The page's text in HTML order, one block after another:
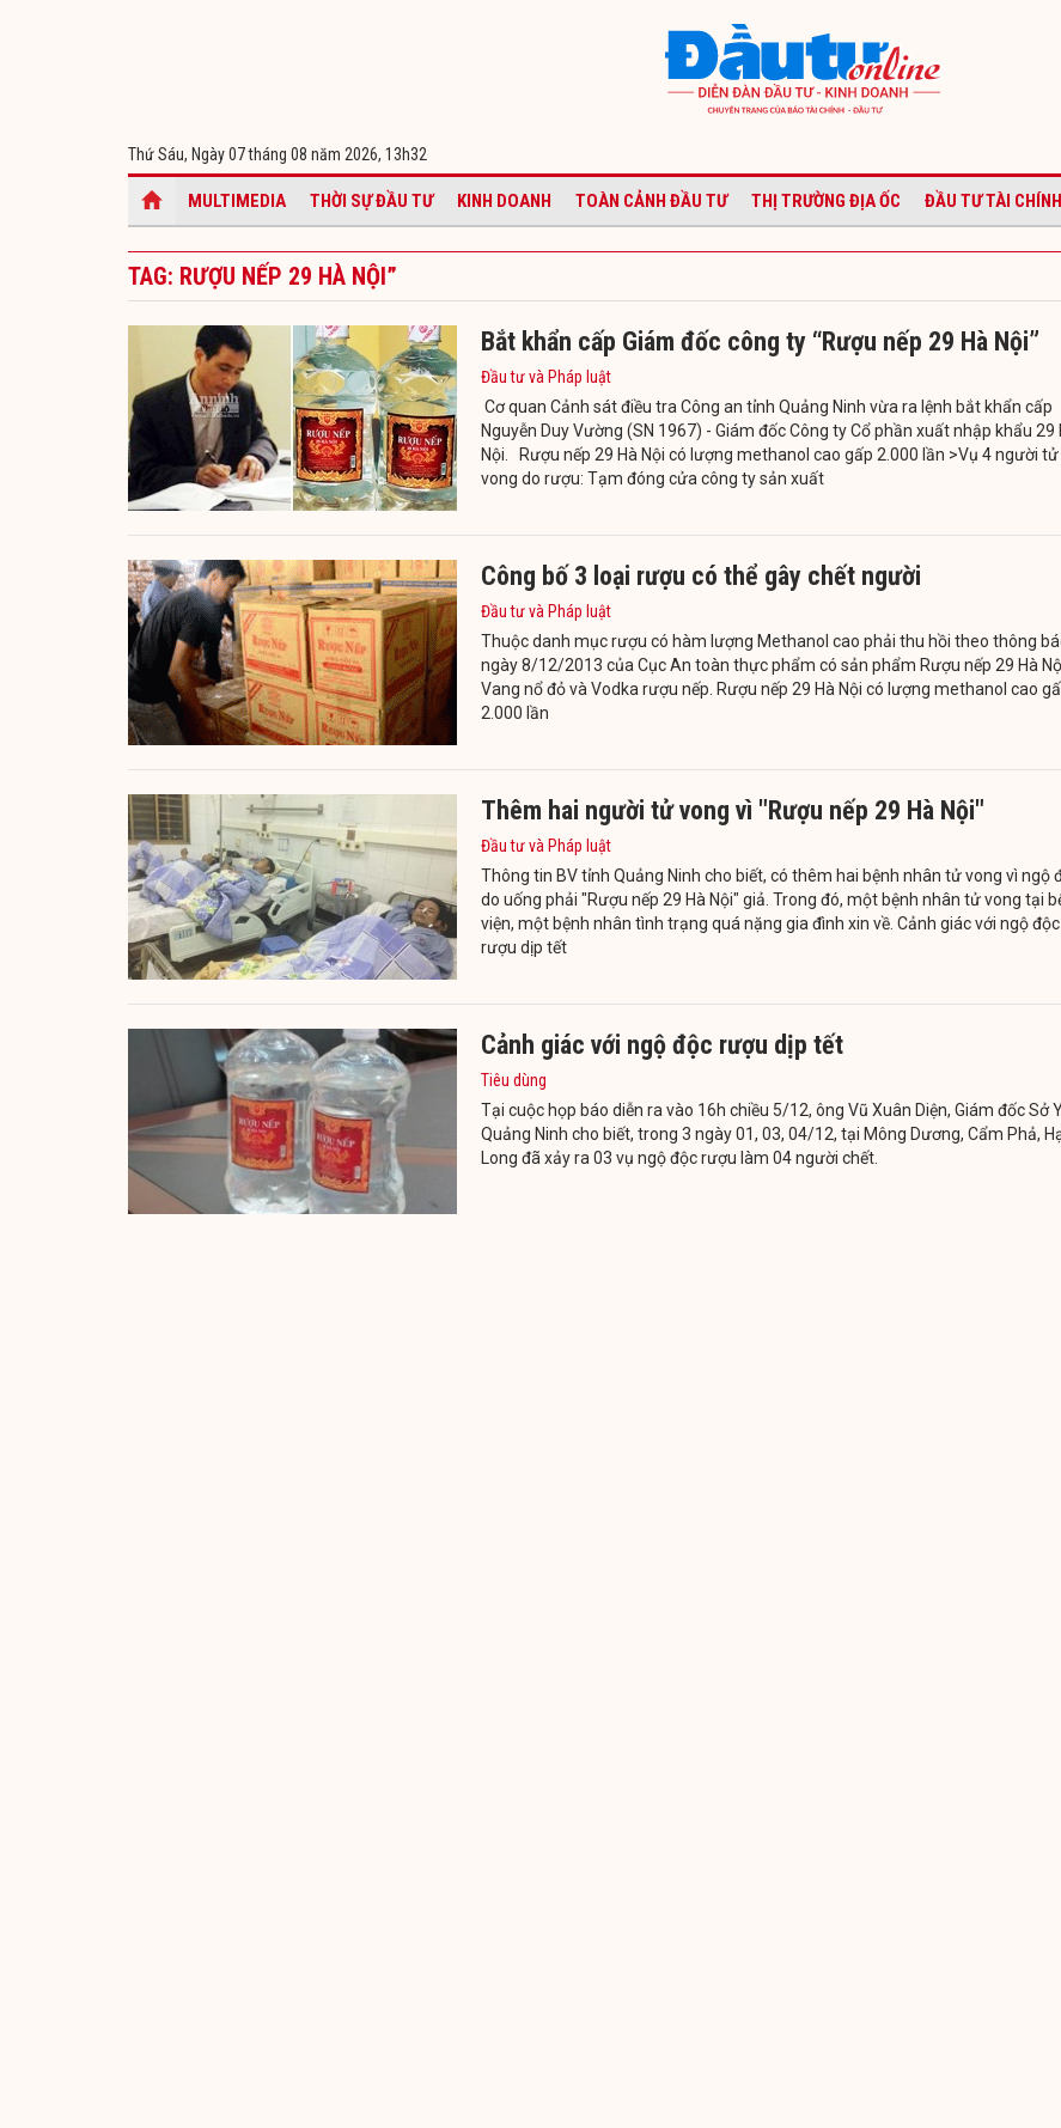
Thứ Sáu, Ngày 07 tháng 08 năm 2026, 13h32
MULTIMEDIA THỜI SỰ ĐẦU TƯ KINH DOANH TOÀN CẢNH ĐẦU TƯ THỊ TRƯỜNG ĐỊA ỐC ĐẦU TƯ TÀI CHÍNH
TAG: RƯỢU NẾP 29 HÀ NỘI”
Bắt khẩn cấp Giám đốc công ty “Rượu nếp 29 Hà Nội”
Đầu tư và Pháp luật
Cơ quan Cảnh sát điều tra Công an tỉnh Quảng Ninh vừa ra lệnh bắt khẩn cấp
Nguyễn Duy Vường (SN 1967) - Giám đốc Công ty Cổ phần xuất nhập khẩu 29
Nội. Rượu nếp 29 Hà Nội có lượng methanol cao gấp 2.000 lần >Vụ 4 người tử
vong do rượu: Tạm đóng cửa công ty sản xuất
Công bố 3 loại rượu có thể gây chết người
Đầu tư và Pháp luật
Thuộc danh mục rượu có hàm lượng Methanol cao phải thu hồi theo thông
ngày 8/12/2013 của Cục An toàn thực phẩm có sản phẩm Rượu nếp 29 Hà
Vang nổ đỏ và Vodka rượu nếp. Rượu nếp 29 Hà Nội có lượng methanol cao
2.000 lần
Thêm hai người tử vong vì "Rượu nếp 29 Hà Nội"
Đầu tư và Pháp luật
Thông tin BV tỉnh Quảng Ninh cho biết, có thêm hai bệnh nhân tử vong vì ngộ
do uống phải "Rượu nếp 29 Hà Nội" giả. Trong đó, một bệnh nhân tử vong tại
viện, một bệnh nhân tình trạng quá nặng gia đình xin về. Cảnh giác với ngộ độc
rượu dịp tết
Cảnh giác với ngộ độc rượu dịp tết
Tiêu dùng
Tại cuộc họp báo diễn ra vào 16h chiều 5/12, ông Vũ Xuân Diện, Giám đốc Sở
Quảng Ninh cho biết, trong 3 ngày 01, 03, 04/12, tại Mông Dương, Cẩm Phả,
Long đã xảy ra 03 vụ ngộ độc rượu làm 04 người chết.